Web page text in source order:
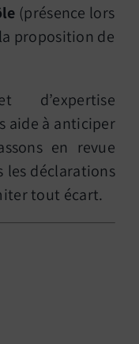
(présence lors
proposition de
d’expertise
aide à anticiper
en revue
déclarations
tout écart.